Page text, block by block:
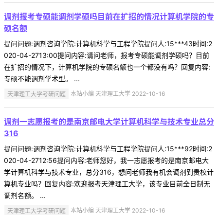
调剂报考专硕能调剂学硕吗目前在扩招的情况计算机学院的专
硕名额
提问问题:调剂咨询学院:计算机科学与工程学院提问人:15***43时间:2
020-04-2713:00提问内容:请问老师，报考专硕能调剂学硕吗？目前
在扩招的情况下，计算机学院的专硕名额也一个都没有吗？回复内容:
专硕不能调剂学术型。 ...
天津理工大学考研问题 本站小编 天津理工大学 2022-10-16
调剂一志愿报考的是南京邮电大学计算机科学与技术专业总分
316
提问问题:调剂咨询学院:计算机科学与工程学院提问人:15***92时间:2
020-04-2712:56提问内容:老师您好，我一志愿报考的是南京邮电大
学计算机科学与技术专业，总分316，想问老师我有机会调剂到贵校计
算机专业吗？回复内容:欢迎报考天津理工大学，该专业目前全日制无
调剂名额。 ...
天津理工大学考研问题 本站小编 天津理工大学 2022-10-16